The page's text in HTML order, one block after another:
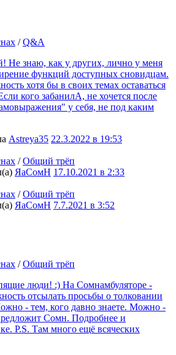
/Q&A
Не знаю, как у других, лично у меня
функций доступных сновидцам.
хотя бы в своих темах оставаться
кого забанилА, не хочется после
у себя, не под каким
Аstreya35 22.3.2022 в 19:53
/Общий трёп
ЯаСомН 17.10.2021 в 2:33
/Общий трёп
ЯаСомН 7.7.2021 в 3:52
/Общий трёп
люди! :) На Сомнамбуляторе -
отсылать просьбы о толковании
- тем, кого давно знаете. Можно -
Сомн. Подробнее и
P.S. Там много ещё всяческих